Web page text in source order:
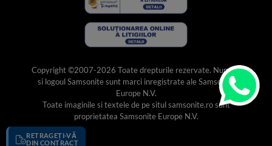
Copyright ©2007-2026 Toate drepturile rezervate. Numele
si logoul Samsonite sunt marci inregistrate ale Samsonite
Europe N.V.
Toate imaginile si textele de pe situl samsonite.ro sunt
proprietatea Samsonite Europe N.V.
RETRAGEȚI-VĂ
DIN CONTRACT